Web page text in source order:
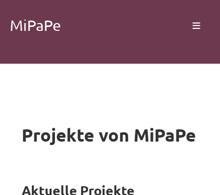
MiPaPe
Projekte von MiPaPe
Aktuelle Projekte